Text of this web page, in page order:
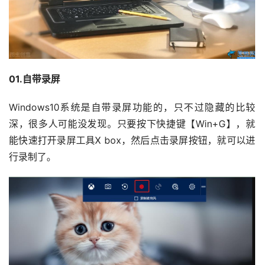
01.自带录屏
Windows10系统是自带录屏功能的，只不过隐藏的比较
深，很多人可能没发现。只要按下快捷键【Win+G】，就
能快速打开录屏工具X box，然后点击录屏按钮，就可以进
行录制了。